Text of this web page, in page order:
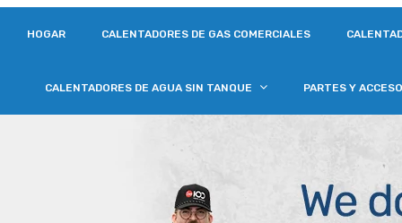
HOGAR CALENTADORES DE GAS COMERCIALES
CALENTADORES DE AGUA SIN TANQUE PARTES Y